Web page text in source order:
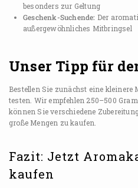
besonders zur Geltung
Geschenk-Suchende: Der
außergewöhnliches Mitbringsel
Unser Tipp für
Bestellen Sie zunächst eine kleinere
testen. Wir empfehlen 250–500
können Sie verschiedene
große Mengen zu kaufen.
Fazit: Jetzt
kaufen